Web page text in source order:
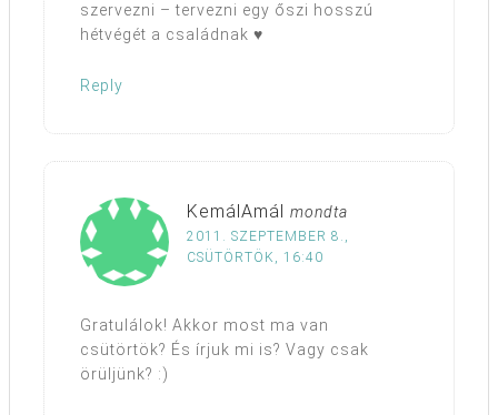
szervezni – tervezni egy őszi hosszú
hétvégét a családnak ♥
Reply
KemálAmál mondta
2011. SZEPTEMBER 8.,
CSÜTÖRTÖK, 16:40
Gratulálok! Akkor most ma van
csütörtök? És írjuk mi is? Vagy csak
örüljünk? :)